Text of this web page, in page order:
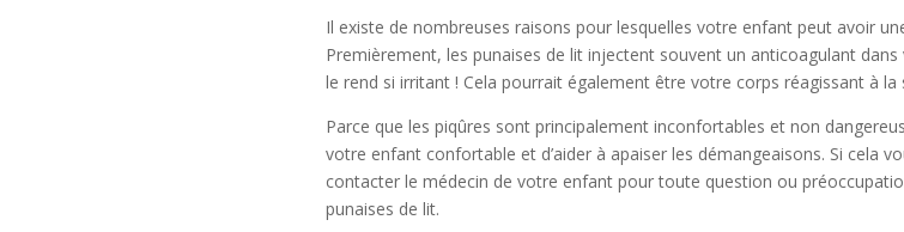
Il existe de nombreuses raisons pour lesquelles votre enfant peut avoir
Premièrement, les punaises de lit injectent souvent un anticoagulant dans
le rend si irritant ! Cela pourrait également être votre corps réagissant à la
Parce que les piqûres sont principalement inconfortables et non
votre enfant confortable et d’aider à apaiser les démangeaisons. Si cela
contacter le médecin de votre enfant pour toute question ou
punaises de lit.